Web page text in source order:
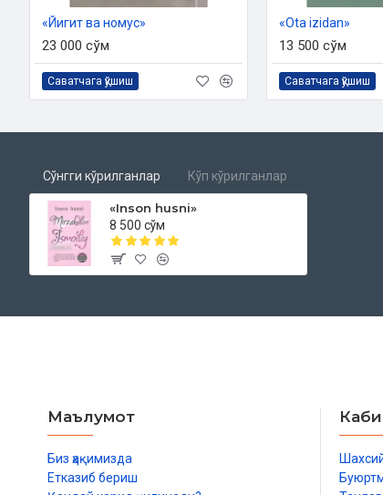
«Йигит ва номус»
23 000 сўм
Саватчага қўшиш
«Ota izidan»
13 500 сўм
Саватчага қўшиш
Сўнгги кўрилганлар Кўп кўрилганлар
«Inson husni»
8 500 сўм
Маълумот
Биз ҳақимизда
Етказиб бериш